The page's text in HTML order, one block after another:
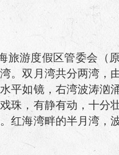
旅游度假区管委会（
。双月湾共分两湾，
平如镜，右湾波涛汹
珠，有静有动，十分
红海湾畔的半月湾，